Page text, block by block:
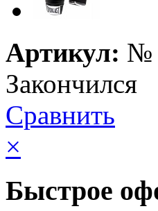
Артикул: №
Закончился
Сравнить
×
Быстрое